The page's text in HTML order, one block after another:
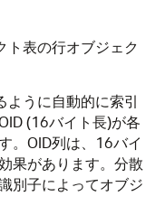
ト表の行オブジェク
ように自動的に索引
(16バイト長)が各
。OID列は、16バイ
果があります。分散
別子によってオブジ